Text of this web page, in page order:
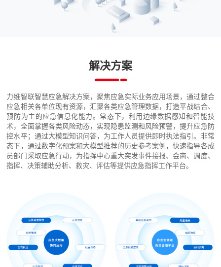
解决方案
力维智联智慧应急解决方案，聚焦应急实际业务应用场景，通过整合
应急相关各单位现有资源，汇聚各类应急管理数据，打造平战结合、
预防为主的应急信息化能力。常态下，利用边缘数据感知和智能技
术，全面掌握各类风险动态，实现隐患监测和风险预警，提升应急防
控水平；通过大模型知识问答，为工作人员提供即时执法指引。非常
态下，通过数字化预案和大模型推荐的历史参考案例，快速指导各成
员部门采取应急行动，为指挥中心重大突发事件接报、会商、调度、
指挥、决策辅助分析、救灾、评估等提供应急指挥工作平台。